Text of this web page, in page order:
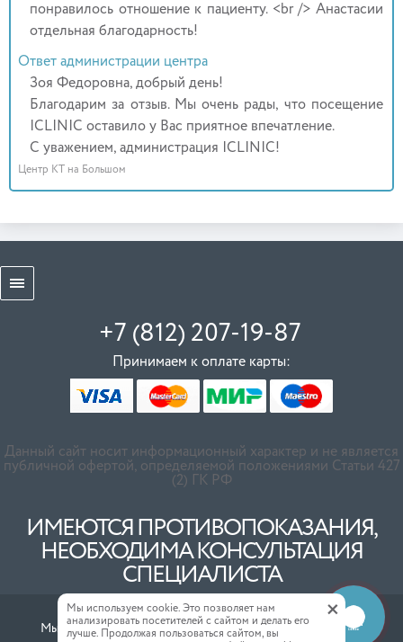
понравилось отношение к пациенту. <br /> Анастасии
отдельная благодарность!
Ответ администрации центра
Зоя Федоровна, добрый день!
Благодарим за отзыв. Мы очень рады, что посещение
ICLINIC оставило у Вас приятное впечатление.
С уважением, администрация ICLINIC!
Центр КТ на Большом
+7 (812) 207-19-87
Мы в соц. сетях:
Принимаем к оплате карты:
Данный сайт носит информационный характер и не является
публичной офертой, определяемой положениями Статьи 427
(2) ГК РФ
ИМЕЮТСЯ ПРОТИВОПОКАЗАНИЯ,
НЕОБХОДИМА КОНСУЛЬТАЦИЯ
СПЕЦИАЛИСТА
Обратная
Мы используем cookie. Это позволяет нам
анализировать посетителей с сайтом и делать его
лучше. Продолжая пользоваться сайтом, вы
+